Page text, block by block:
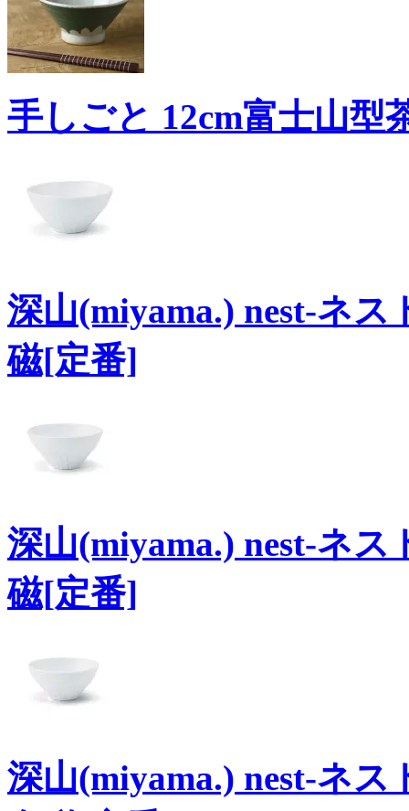
手しごと 12cm富士山型
深山(miyama.) nest-ネ
磁[定番]
深山(miyama.) nest-ネ
磁[定番]
深山(miyama.) nest-ネ